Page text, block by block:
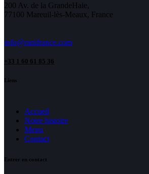
200 Av. de la GrandeHaie,
77100 Mareuil-lès-Meaux, France
info@ranifrance.com
+33 1 60 61 85 36
Liens
Accueil
Notre histoire
Menu
Contact
Entrer en contact